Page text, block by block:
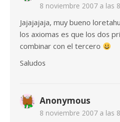
8 noviembre 2007 a las
Jajajajaja, muy bueno
los axiomas es que los dos
combinar con el tercero
Saludos
Anonymous
8 noviembre 2007 a las